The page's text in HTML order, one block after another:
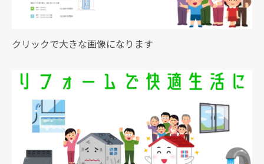
クリックで大きな画像になります